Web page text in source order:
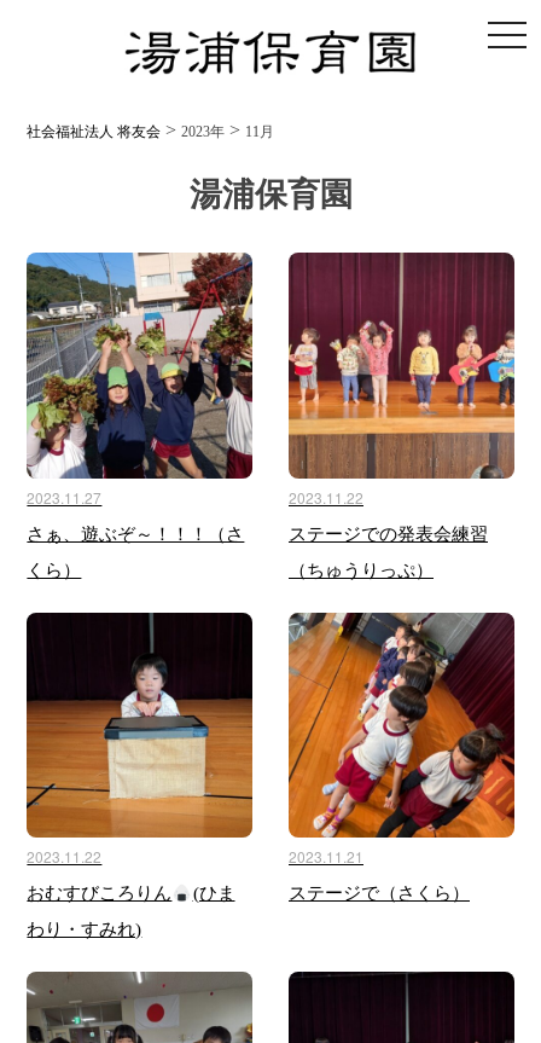
社会福祉法人 将友会 >2023年 > 11月
湯浦保育園
2023.11.27
さぁ、遊ぶぞ～！！！（さ
くら）
2023.11.22
ステージでの発表会練習
（ちゅうりっぷ）
2023.11.22
おむすびころりん
(ひま
わり・すみれ)
2023.11.21
ステージで（さくら）